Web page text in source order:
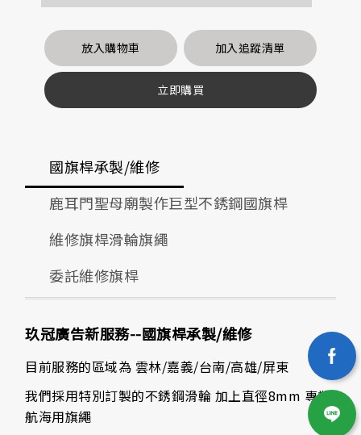
放入購物車 加入追蹤清單
立即購買
國旗桿承製/維修
鹿耳門聖母廟製作巨型不銹鋼國旗桿
+長方形戰旗
維修旗桿滑輪旗繩
委託維修旗桿
玖冠廣告新服務--國旗桿承製/維修
目前服務的區域為 雲林/嘉義/台南/高雄/屏東
我們採用特別訂製的不銹鋼滑輪 加上直徑8mm 專業
航海用旗繩